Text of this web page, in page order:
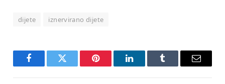
dijete iznervirano dijete
FacebookTwitter Pinterest LinkedInTumblr Email